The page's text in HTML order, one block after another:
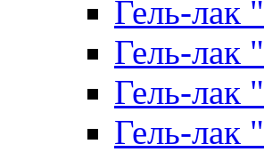
Гель-лак
Гель-лак
Гель-лак
Гель-лак